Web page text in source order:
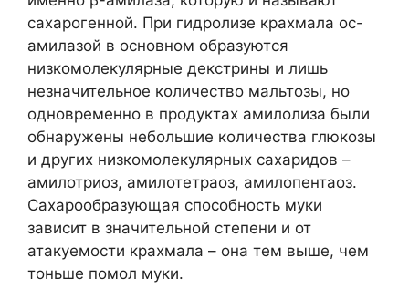
сахарогенной. При гидролизе крахмала ос-
амилазой в основном образуются
низкомолекулярные декстрины и лишь
незначительное количество мальтозы, но
одновременно в продуктах амилолиза были
обнаружены небольшие количества глюкозы
и других низкомолекулярных сахаридов –
амилотриоз, амилотетраоз, амилопентаоз.
Сахарообразующая способность муки
зависит в значительной степени и от
атакуемости крахмала – она тем выше, чем
тоньше помол муки.